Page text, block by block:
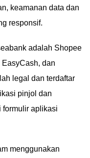
keamanan data dan
responsif.
adalah Shopee
dan
legal dan terdaftar
pinjol dan
formulir aplikasi
menggunakan